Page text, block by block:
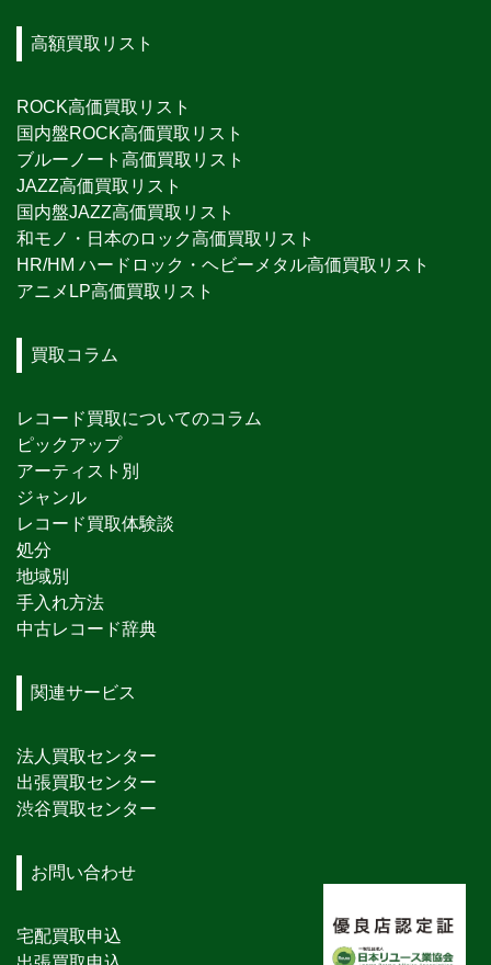
高額買取リスト
ROCK高価買取リスト
国内盤ROCK高価買取リスト
ブルーノート高価買取リスト
JAZZ高価買取リスト
国内盤JAZZ高価買取リスト
和モノ・日本のロック高価買取リスト
HR/HM ハードロック・ヘビーメタル高価買取リスト
アニメLP高価買取リスト
買取コラム
レコード買取についてのコラム
ピックアップ
アーティスト別
ジャンル
レコード買取体験談
処分
地域別
手入れ方法
中古レコード辞典
関連サービス
法人買取センター
出張買取センター
渋谷買取センター
お問い合わせ
宅配買取申込